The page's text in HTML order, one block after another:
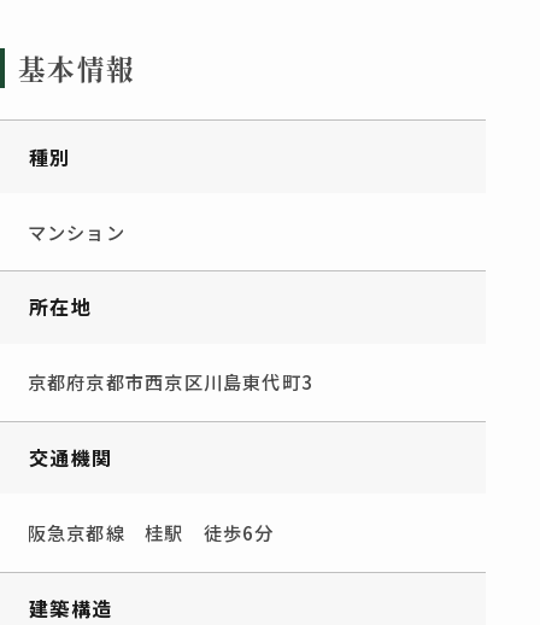
基本情報
種別
マンション
所在地
京都府京都市西京区川島東代町3
交通機関
阪急京都線 桂駅 徒歩6分
建築構造